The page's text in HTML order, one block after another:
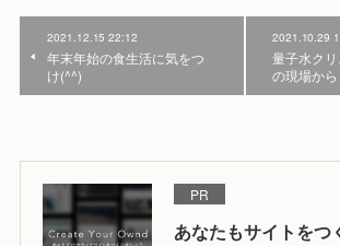
2021.12.15 22:12
年末年始の食生活に気をつ
け(^^)
2021.10.29
量子水ク
の現場から
PR
あなたもサイトをつ